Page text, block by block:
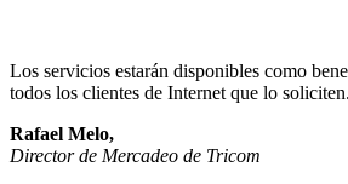
Los servicios estarán disponibles como
todos los clientes de Internet que lo soliciten.
Rafael Melo,
Director de Mercadeo de Tricom